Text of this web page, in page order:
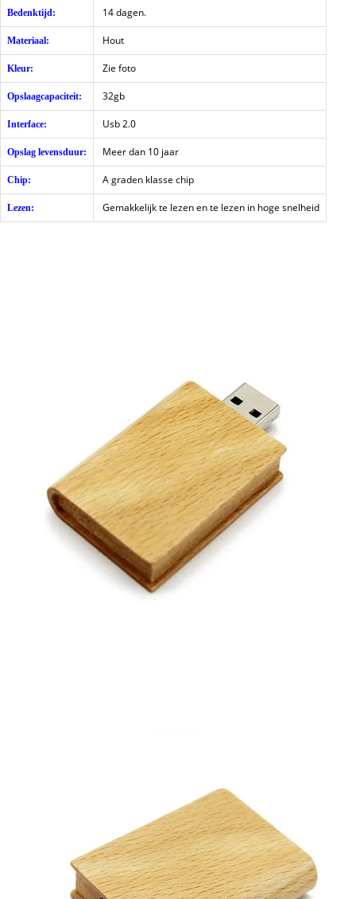
Bedenktijd: 14 dagen.
Materiaal: Hout
Kleur: Zie foto
Opslaagcapaciteit: 32gb
Interface: Usb 2.0
Opslag levensduur: Meer dan 10 jaar
Chip: A graden klasse chip
Lezen: Gemakkelijk te lezen en te lezen in hoge snelheid